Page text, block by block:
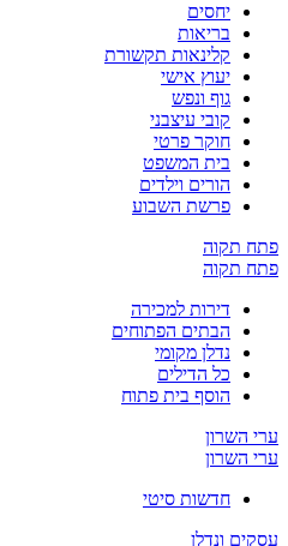
יחסים
בריאות
קלינאות תקשורת
יעוץ אישי
גוף ונפש
קובי עיצבני
חוקר פרטי
בית המשפט
הורים וילדים
פרשת השבוע
פתח תקוה
פתח תקוה
דירות למכירה
הבתים הפתוחים
נדלן מקומי
כל הדילים
הוסף בית פתוח
ערי השרון
ערי השרון
חדשות סיטי
עסקים ונדלן